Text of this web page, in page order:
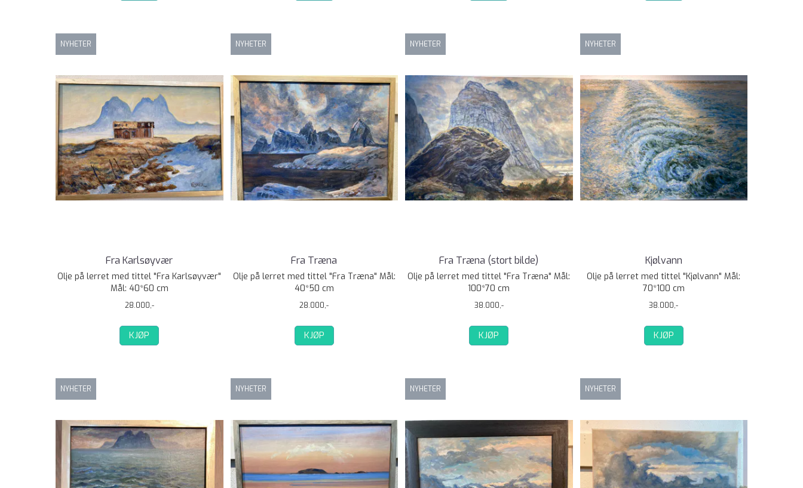
NYHETER
Fra Karlsøyvær
Olje på lerret med tittel "Fra Karlsøyvær"
Mål: 40*60 cm
28.000,-
KJØP
NYHETER
Fra Træna
Olje på lerret med tittel "Fra Træna" Mål:
40*50 cm
28.000,-
KJØP
NYHETER
Fra Træna (stort bilde)
Olje på lerret med tittel "Fra Træna" Mål:
100*70 cm
38.000,-
KJØP
NYHETER
Kjølvann
Olje på lerret med tittel "Kjølvann" Mål:
70*100 cm
38.000,-
KJØP
NYHETER NYHETER NYHETER NYHETER